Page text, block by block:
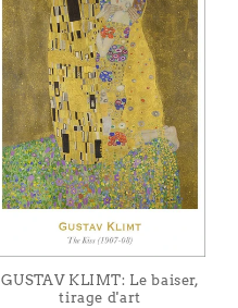
GUSTAV KLIMT: Le baiser,
tirage d'art